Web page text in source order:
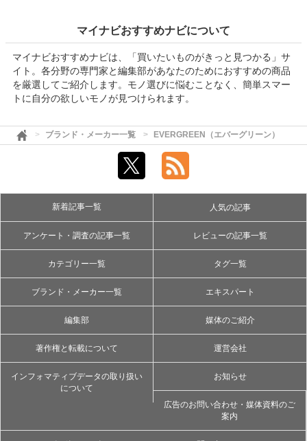
マイナビおすすめナビについて
マイナビおすすめナビは、「買いたいものがきっと見つかる」サ
イト。各分野の専門家と編集部があなたのためにおすすめの商品
を厳選してご紹介します。モノ選びに悩むことなく、簡単スマー
トに自分の欲しいモノが見つけられます。
ブランド・メーカー一覧 EVERGREEN（エバーグリーン）
新着記事一覧 人気の記事
アンケート・調査の記事一覧 レビューの記事一覧
カテゴリー一覧 タグ一覧
ブランド・メーカー一覧 エキスパート
編集部 媒体のご紹介
著作権と転載について 運営会社
インフォマティブデータの取り扱い
について
お知らせ
広告のお問い合わせ・媒体資料のご
案内